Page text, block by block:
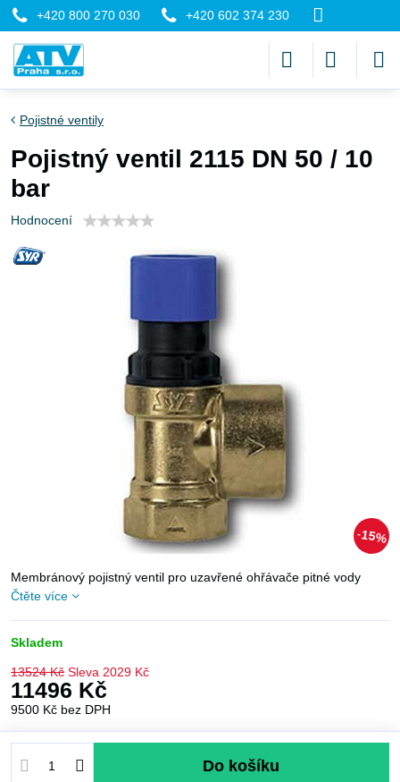
+420 800 270 030 +420 602 374 230
15%
Pojistné ventily
Pojistný ventil 2115 DN 50 / 10
bar
Hodnocení
Membránový pojistný ventil pro uzavřené ohřávače pitné vody
Čtěte více
Skladem
13524 Kč Sleva 2029 Kč
11496 Kč
9500 Kč bez DPH
Do košíku